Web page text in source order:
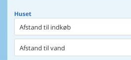
Huset
Afstand til indkøb
Afstand til vand